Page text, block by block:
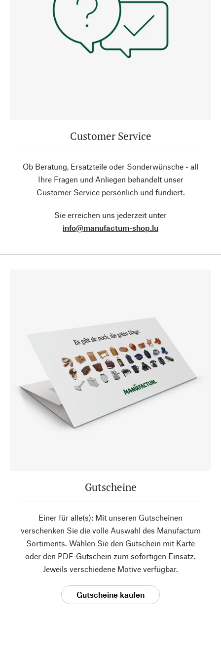
Customer Service
Ob Beratung, Ersatzteile oder Sonderwünsche - all
Ihre Fragen und Anliegen behandelt unser
Customer Service persönlich und fundiert.
Sie erreichen uns jederzeit unter
info@manufactum-shop.lu
Gutscheine
Einer für alle(s): Mit unseren Gutscheinen
verschenken Sie die volle Auswahl des Manufactum
Sortiments. Wählen Sie den Gutschein mit Karte
oder den PDF-Gutschein zum sofortigen Einsatz.
Jeweils verschiedene Motive verfügbar.
Gutscheine kaufen